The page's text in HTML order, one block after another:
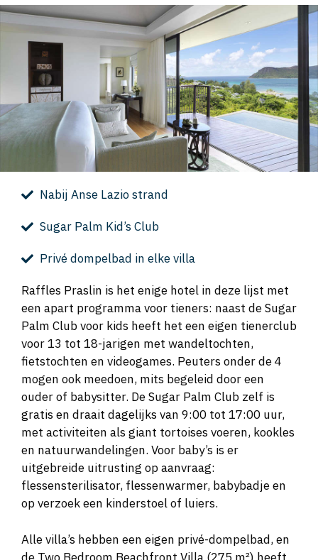
Nabij Anse Lazio strand
Sugar Palm Kid’s Club
Privé dompelbad in elke villa
Raffles Praslin is het enige hotel in deze lijst met
een apart programma voor tieners: naast de Sugar
Palm Club voor kids heeft het een eigen tienerclub
voor 13 tot 18-jarigen met wandeltochten,
fietstochten en videogames. Peuters onder de 4
mogen ook meedoen, mits begeleid door een
ouder of babysitter. De Sugar Palm Club zelf is
gratis en draait dagelijks van 9:00 tot 17:00 uur,
met activiteiten als giant tortoises voeren, kookles
en natuurwandelingen. Voor baby’s is er
uitgebreide uitrusting op aanvraag:
flessensterilisator, flessenwarmer, babybadje en
op verzoek een kinderstoel of luiers.
Alle villa’s hebben een eigen privé-dompelbad, en